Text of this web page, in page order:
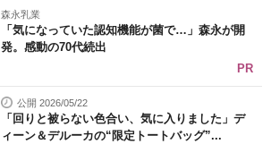
森永乳業
「気になっていた認知機能が菌で…」森永が開
発。感動の70代続出
PR
公開 2026/05/22
「回りと被らない色合い、気に入りました」デ
ィーン＆デルーカの“限定トートバッグ”...